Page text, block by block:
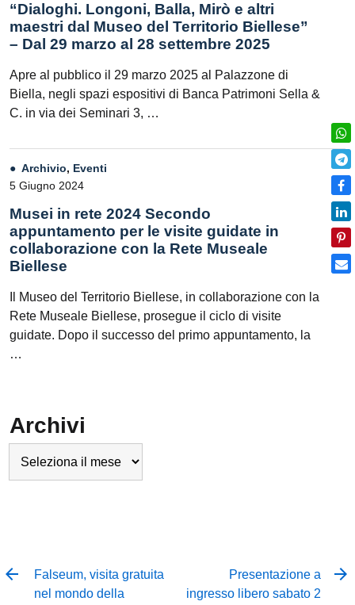
“Dialoghi. Longoni, Balla, Mirò e altri
maestri dal Museo del Territorio Biellese”
– Dal 29 marzo al 28 settembre 2025
Apre al pubblico il 29 marzo 2025 al Palazzone di
Biella, negli spazi espositivi di Banca Patrimoni Sella &
C. in via dei Seminari 3, …
Archivio, Eventi
5 Giugno 2024
Musei in rete 2024 Secondo
appuntamento per le visite guidate in
collaborazione con la Rete Museale
Biellese
Il Museo del Territorio Biellese, in collaborazione con la
Rete Museale Biellese, prosegue il ciclo di visite
guidate. Dopo il successo del primo appuntamento, la
…
Archivi
Falseum, visita gratuita
nel mondo della
Presentazione a
ingresso libero sabato 2